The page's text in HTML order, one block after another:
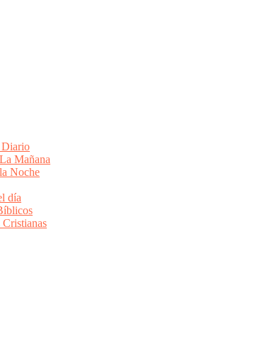
Mañana
Noche
día